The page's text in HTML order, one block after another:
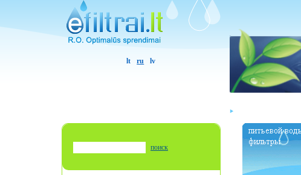
lt ru lv
поиск